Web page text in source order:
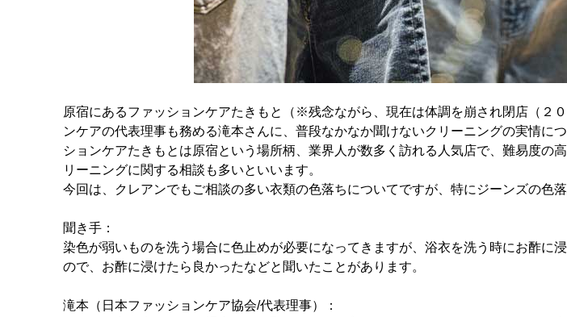
原宿にあるファッションケアたきもと（※残念ながら、現在は体調を崩され閉店（２
ンケアの代表理事も務める滝本さんに、普段なかなか聞けないクリーニングの実情に
ションケアたきもとは原宿という場所柄、業界人が数多く訪れる人気店で、難易度の
リーニングに関する相談も多いといいます。
今回は、クレアンでもご相談の多い衣類の色落ちについてですが、特にジーンズの色
聞き手：
染色が弱いものを洗う場合に色止めが必要になってきますが、浴衣を洗う時にお酢に
ので、お酢に浸けたら良かったなどと聞いたことがあります。
滝本（日本ファッションケア協会/代表理事）：